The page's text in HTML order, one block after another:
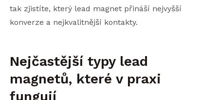
tak zjistíte, který lead magnet přináší nejvyšší
konverze a nejkvalitnější kontakty.
Nejčastější typy lead
magnetů, které v praxi
fungují